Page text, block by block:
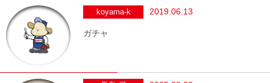
koyama-k 2019.06.13
ガチャ